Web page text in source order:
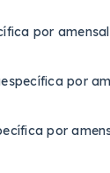
por
por
por